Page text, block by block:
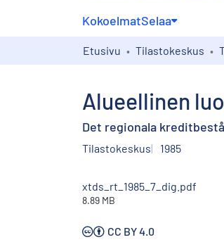
KokoelmatSelaa
Etusivu Tilastokeskus
Alueellinen
Det regionala
Tilastokeskus 1985
xtds_rt_1985_7_dig.pdf
8.89 MB
CC BY 4.0